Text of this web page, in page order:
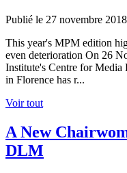
Publié le 27 novembre 2018
This year's MPM edition
even deterioration On 26
Institute's Centre for
in Florence has r...
Voir tout
A New
DLM